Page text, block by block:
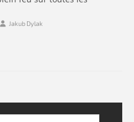
Jakub Dylak